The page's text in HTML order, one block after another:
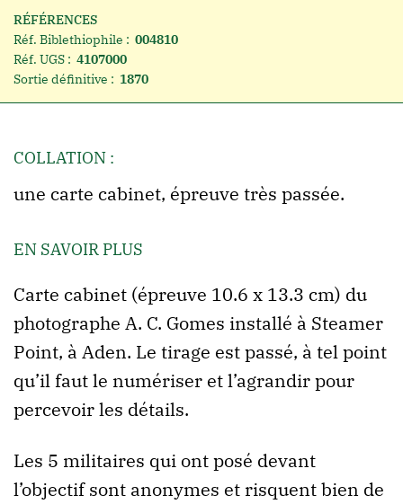
RÉFÉRENCES
Réf. Biblethiophile : 004810
Réf. UGS : 4107000
Sortie définitive : 1870
COLLATION :
une carte cabinet, épreuve très passée.
EN SAVOIR PLUS
Carte cabinet (épreuve 10.6 x 13.3 cm) du
photographe A. C. Gomes installé à Steamer
Point, à Aden. Le tirage est passé, à tel point
qu’il faut le numériser et l’agrandir pour
percevoir les détails.
Les 5 militaires qui ont posé devant
l’objectif sont anonymes et risquent bien de